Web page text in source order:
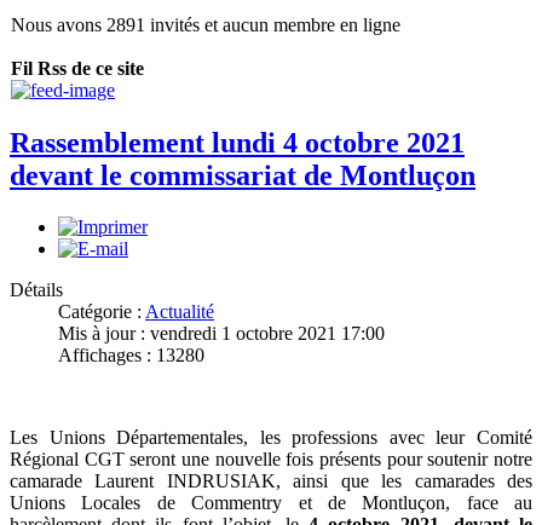
Nous avons 2891 invités et aucun membre en ligne
Fil Rss de ce site
Rassemblement lundi 4 octobre 2021
devant le commissariat de Montluçon
Détails
Catégorie : Actualité
Mis à jour : vendredi 1 octobre 2021 17:00
Affichages : 13280
Les Unions Départementales, les professions avec leur Comité
Régional CGT seront une nouvelle fois présents pour soutenir notre
camarade Laurent INDRUSIAK, ainsi que les camarades des
Unions Locales de Commentry et de Montluçon, face au